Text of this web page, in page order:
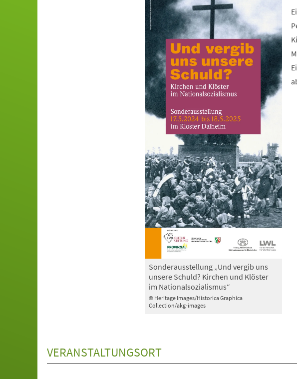
© Heritage Images/Historica Graphica
Collection/akg-images
Sonderausstellung „Und vergib uns
unsere Schuld? Kirchen und Klöster
im Nationalsozialismus“
VERANSTALTUNGSORT